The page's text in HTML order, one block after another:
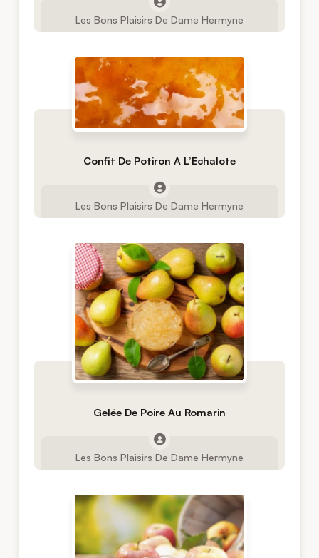
Les Bons Plaisirs De Dame Hermyne
Confit De Potiron A L’Echalote
Les Bons Plaisirs De Dame Hermyne
Gelée De Poire Au Romarin
Les Bons Plaisirs De Dame Hermyne